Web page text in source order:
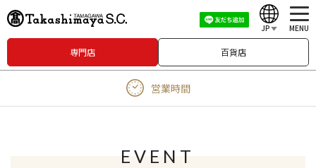
専門店 百貨店
JP
English
MENU
営業時間
EVENT